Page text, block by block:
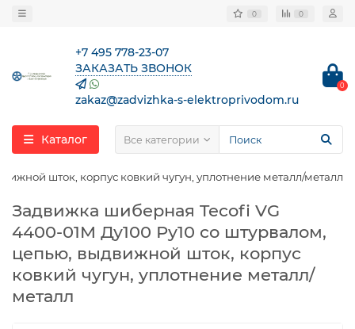
0 0
+7 495 778-23-07
ЗАКАЗАТЬ ЗВОНОК
zakaz@zadvizhka-s-elektroprivodom.ru
0
Каталог Все категории
шток, корпус ковкий чугун, уплотнение металл/металл
Задвижка шиберная Tecofi VG
4400-01M Ду100 Ру10 со штурвалом,
цепью, выдвижной шток, корпус
ковкий чугун, уплотнение металл/
металл